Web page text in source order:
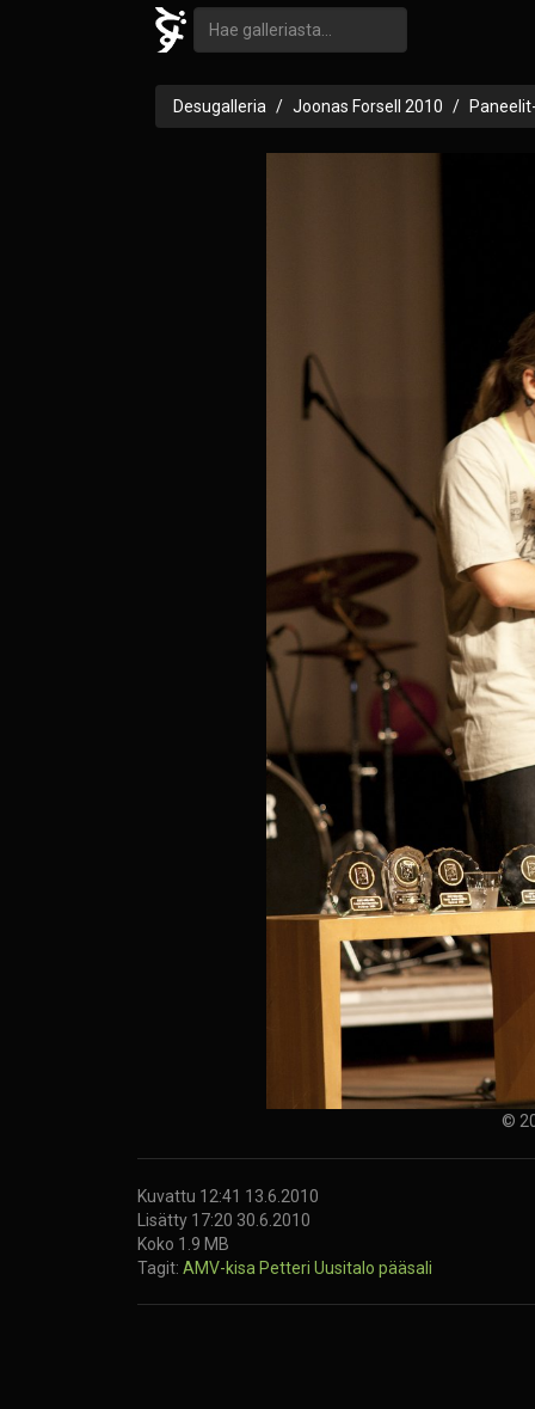
Desugalleria Joonas Forsell 2010
©
Kuvattu 12:41 13.6.2010
Lisätty 17:20 30.6.2010
Koko 1.9 MB
Tagit: AMV-kisa Petteri Uusitalo pääsali